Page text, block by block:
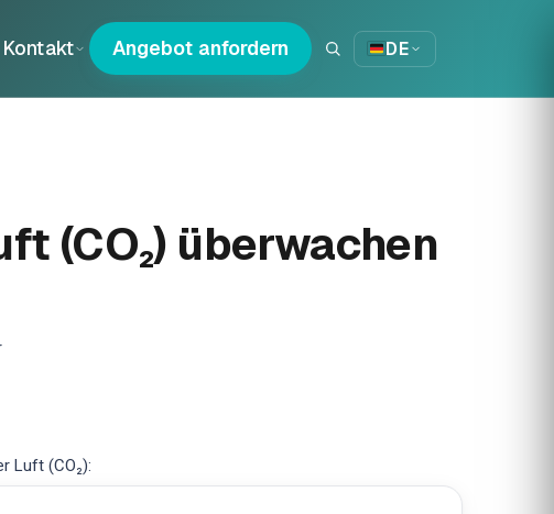
Kontakt Angebot anfordern DE
(CO₂) überwachen
Luft (CO₂):